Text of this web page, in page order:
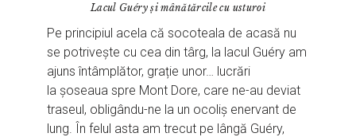
Lacul Guéry și mânătărcile cu usturoi
Pe principiul acela că socoteala de acasă nu
se potrivește cu cea din târg, la lacul Guéry am
ajuns întâmplător, grație unor… lucrări
la șoseaua spre Mont Dore, care ne-au deviat
traseul, obligându-ne la un ocoliș enervant de
lung. În felul asta am trecut pe lângă Guéry,